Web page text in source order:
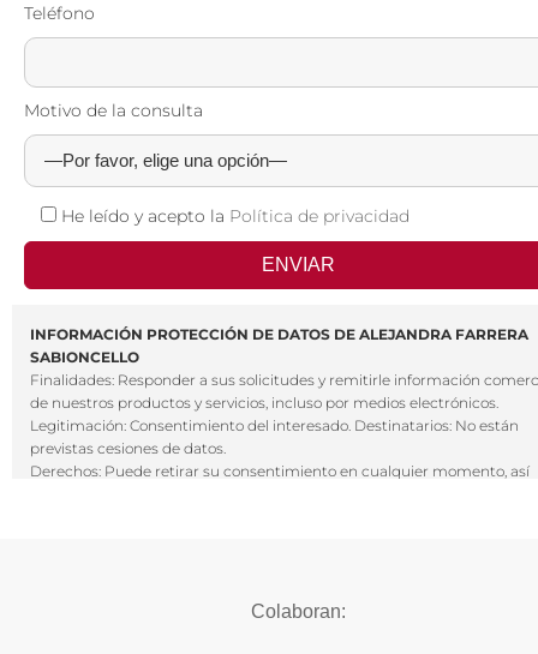
Teléfono
Motivo de la consulta
He leído y acepto la Política de privacidad
INFORMACIÓN PROTECCIÓN DE DATOS DE ALEJANDRA FARRERA
SABIONCELLO
Finalidades: Responder a sus solicitudes y remitirle información
de nuestros productos y servicios, incluso por medios electrónicos.
Legitimación: Consentimiento del interesado. Destinatarios: No están
previstas cesiones de datos.
Derechos: Puede retirar su consentimiento en cualquier momento, así
Colaboran: